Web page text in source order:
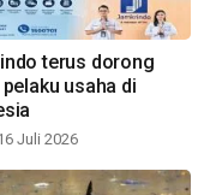
terus dorong
usaha di
Juli 2026